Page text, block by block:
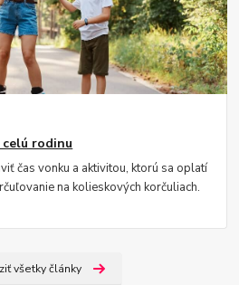
rodinu
čas vonku a aktivitou, ktorú sa oplatí
na kolieskových korčuliach.
všetky články